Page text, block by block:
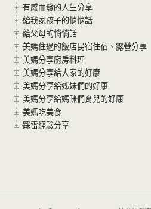
有感而發的人生分享
給我家孩子的悄悄話
給父母的悄悄話
美媽住過的飯店民宿住宿、露營分享
美媽分享廚房料理
美媽分享給大家的好康
美媽分享給姊妹們的好康
美媽分享給媽咪們育兒的好康
美媽吃美食
踩雷經驗分享